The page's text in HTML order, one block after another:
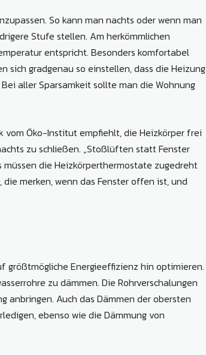
So kann man nachts oder wenn man
Stufe stellen. Am herkömmlichen
entspricht. Besonders komfortabel
sich gradgenau so einstellen, dass die Heizung
aller Sparsamkeit sollte man die Wohnung
vom Öko-Institut empfiehlt, die Heizkörper frei
zu schließen. „Stoßlüften statt Fenster
die Heizkörperthermostate zugedreht
merken, wenn das Fenster offen ist, und
größtmögliche Energieeffizienz hin optimieren.
zu dämmen. Die Rohrverschalungen
anbringen. Auch das Dämmen der obersten
ebenso wie die Dämmung von